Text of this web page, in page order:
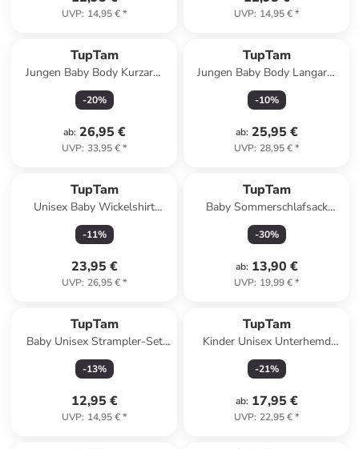
UVP: 14,95 €* UVP: 14,95 €*
TupTam
Jungen Baby Body Kurzarm
5er Pack in blau Modell 1
-20%
ab: 26,95 €
UVP: 33,95 €*
TupTam
Jungen Baby Body Langarm
5er Pack in beige/blau
-10%
ab: 25,95 €
UVP: 28,95 €*
TupTam
Unisex Baby Wickelshirt
Langarm 5er Pack in blau/grau
-11%
23,95 €
UVP: 26,95 €*
TupTam
Baby Sommerschlafsack
Kleine Kinder in dunkelblau
-30%
ab: 13,90 €
UVP: 19,99 €*
TupTam
Baby Unisex Strampler-Set
mit Aufdruck Spruch 2-tlg in
beige Modell 2
-13%
12,95 €
UVP: 14,95 €*
TupTam
Kinder Unisex Unterhemd
Langarm 3er Pack in weiß
-21%
ab: 17,95 €
UVP: 22,95 €*